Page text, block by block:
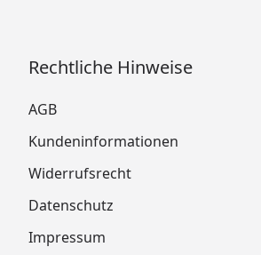
Rechtliche Hinweise
AGB
Kundeninformationen
Widerrufsrecht
Datenschutz
Impressum